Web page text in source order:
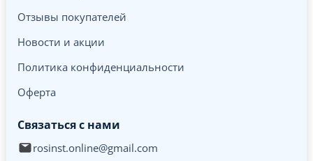
Отзывы покупателей
Новости и акции
Политика конфиденциальности
Оферта
Связаться с нами
rosinst.online@gmail.com